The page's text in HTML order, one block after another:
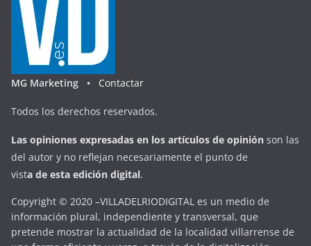
MG Marketing • Contactar
Todos los derechos reservados.
Las opiniones expresadas en los artículos de opinión son las
del autor y no reflejan necesariamente el punto de
vista de esta edición digital.
Copyright © 2020 –VILLADELRIODIGITAL es un medio de
información plural, independiente y transversal, que
pretende mostrar la actualidad de la localidad villarrense de